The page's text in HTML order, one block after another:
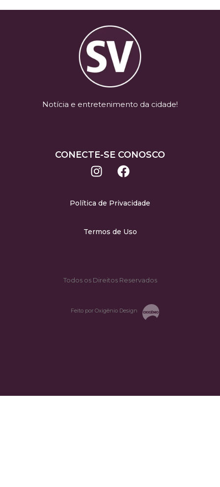
Notícia e entretenimento da cidade!
CONECTE-SE CONOSCO
Política de Privacidade
Termos de Uso
Todos os Direitos Reservados
Feito por Oxigênio Design